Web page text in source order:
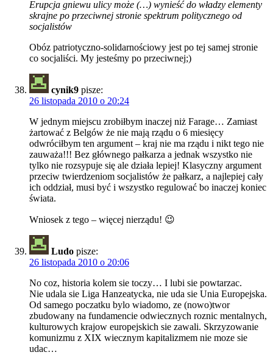
Erupcja gniewu ulicy może (…) wynieść do władzy elementy
skrajne po przeciwnej stronie spektrum politycznego od
socjalistów
Obóz patriotyczno-solidarnościowy jest po tej samej stronie
co socjaliści. My jesteśmy po przeciwnej;)
cynik9 pisze:
26 listopada 2010 o 20:24
W jednym miejscu zrobiłbym inaczej niż Farage… Zamiast
żartować z Belgów że nie mają rządu o 6 miesięcy
odwróciłbym ten argument – kraj nie ma rządu i nikt tego nie
zauważa!!! Bez głównego pałkarza a jednak wszystko nie
tylko nie rozsypuje się ale działa lepiej! Klasyczny argument
przeciw twierdzeniom socjalistów że pałkarz, a najlepiej cały
ich oddział, musi być i wszystko regulować bo inaczej koniec
świata.
Wniosek z tego – więcej nierządu! 😉
Ludo pisze:
26 listopada 2010 o 20:06
No coz, historia kolem sie toczy… I lubi sie powtarzac.
Nie udala sie Liga Hanzeatycka, nie uda sie Unia Europejska.
Od samego poczatku bylo wiadomo, ze (nowo)twor
zbudowany na fundamencie odwiecznych roznic mentalnych,
kulturowych krajow europejskich sie zawali. Skrzyzowanie
komunizmu z XIX wiecznym kapitalizmem nie moze sie
udac…